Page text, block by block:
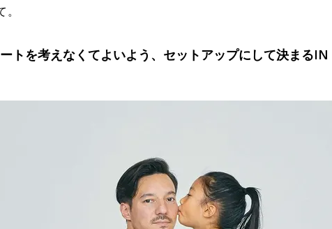
トを考えなくてよいよう、セットアップにして決まる